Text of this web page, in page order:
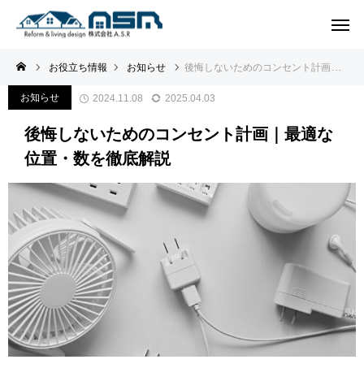
お役立ち情報 お知らせ 後悔しないためのコンセント計画｜最適な位置・数を徹底解説
お知らせ 2024.11.08 2025.04.03
後悔しないためのコンセント計画｜最適な
位置・数を徹底解説